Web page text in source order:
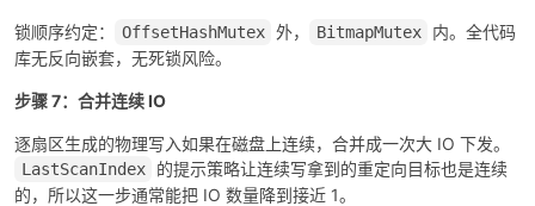
锁顺序约定： OffsetHashMutex 外， BitmapMutex
内。全代码
库无反向嵌套，无死锁风险。
步骤 7：合并连续 IO
逐扇区生成的物理写入如果在磁盘上连续，合并成一次大 IO 下发。
LastScanIndex
的提示策略让连续写拿到的重定向目标也是连续
的，所以这一步通常能把 IO 数量降到接近 1。